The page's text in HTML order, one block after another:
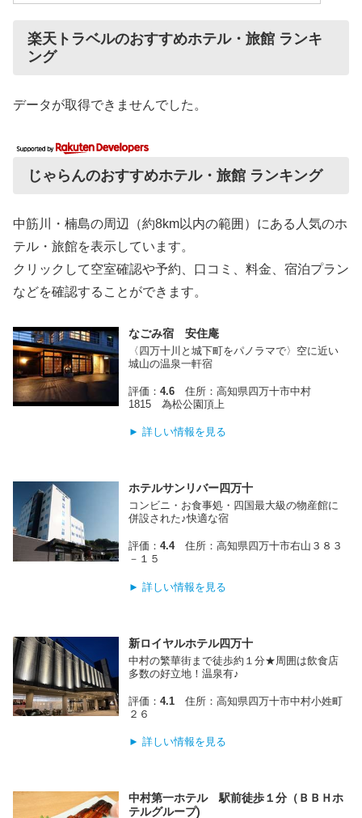
楽天トラベルのおすすめホテル・旅館 ランキ
ング
データが取得できませんでした。
じゃらんのおすすめホテル・旅館 ランキング
中筋川・楠島の周辺（約8km以内の範囲）にある人気のホ
テル・旅館を表示しています。
クリックして空室確認や予約、口コミ、料金、宿泊プラン
などを確認することができます。
なごみ宿 安住庵
〈四万十川と城下町をパノラマで〉空に近い
城山の温泉一軒宿
評価：4.6 住所：高知県四万十市中村
1815 為松公園頂上
► 詳しい情報を見る
ホテルサンリバー四万十
コンビニ・お食事処・四国最大級の物産館に
併設された♪快適な宿
評価：4.4住所：高知県四万十市右山３８３
－１５
► 詳しい情報を見る
新ロイヤルホテル四万十
中村の繁華街まで徒歩約１分★周囲は飲食店
多数の好立地！温泉有♪
評価：4.1 住所：高知県四万十市中村小姓町
２６
► 詳しい情報を見る
中村第一ホテル 駅前徒歩１分（ＢＢＨホ
テルグループ)